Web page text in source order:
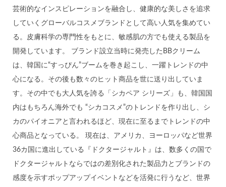
芸術的なインスピレーションを融合し、健康的な美しさを追求
していくグローバルコスメブランドとして高い人気を集めてい
る。皮膚科学の専門性をもとに、敏感肌の方でも使える製品を
開発しています。 ブランド設立当時に発売したBBクリーム
は、韓国に“すっぴん”ブームを巻き起こし、一躍トレンドの中
心になる。その後も数々のヒット商品を世に送り出していま
す。その中でも大人気を誇る「シカペア シリーズ」も、韓国国
内はもちろん海外でも “シカコスメ”のトレンドを作り出し、シ
カのパイオニアと言われるほど、現在に至るまでトレンドの中
心商品となっている。 現在は、アメリカ、ヨーロッパなど世界
36カ国に進出している『ドクタージャルト』は、数多くの国で
ドクタージャルトならではの差別化された製品力とブランドの
感度を示すポップアップイベントなどを活発に行うなど、世界